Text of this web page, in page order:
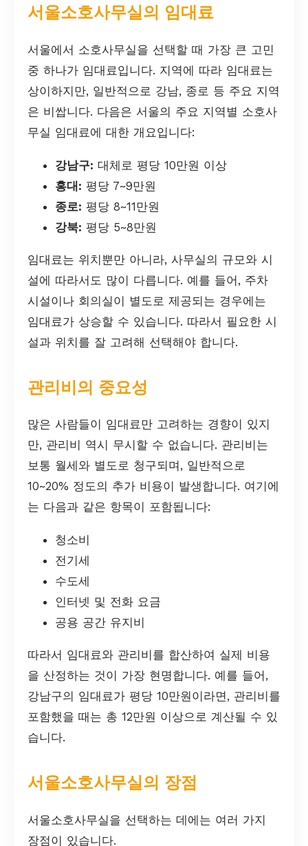
서울소호사무실의 임대료
서울에서 소호사무실을 선택할 때 가장 큰 고민
중 하나가 임대료입니다. 지역에 따라 임대료는
상이하지만, 일반적으로 강남, 종로 등 주요 지역
은 비쌉니다. 다음은 서울의 주요 지역별 소호사
무실 임대료에 대한 개요입니다:
강남구: 대체로 평당 10만원 이상
홍대: 평당 7~9만원
종로: 평당 8~11만원
강북: 평당 5~8만원
임대료는 위치뿐만 아니라, 사무실의 규모와 시
설에 따라서도 많이 다릅니다. 예를 들어, 주차
시설이나 회의실이 별도로 제공되는 경우에는
임대료가 상승할 수 있습니다. 따라서 필요한 시
설과 위치를 잘 고려해 선택해야 합니다.
관리비의 중요성
많은 사람들이 임대료만 고려하는 경향이 있지
만, 관리비 역시 무시할 수 없습니다. 관리비는
보통 월세와 별도로 청구되며, 일반적으로
10~20% 정도의 추가 비용이 발생합니다. 여기에
는 다음과 같은 항목이 포함됩니다:
청소비
전기세
수도세
인터넷 및 전화 요금
공용 공간 유지비
따라서 임대료와 관리비를 합산하여 실제 비용
을 산정하는 것이 가장 현명합니다. 예를 들어,
강남구의 임대료가 평당 10만원이라면, 관리비를
포함했을 때는 총 12만원 이상으로 계산될 수 있
습니다.
서울소호사무실의 장점
서울소호사무실을 선택하는 데에는 여러 가지
장점이 있습니다.